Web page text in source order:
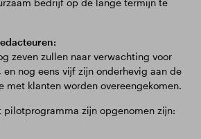
bedrijf op de lange termijn te
zeven zullen naar verwachting voor
nog eens vijf zijn onderhevig aan de
klanten worden overeengekomen.
pilotprogramma zijn opgenomen zijn: